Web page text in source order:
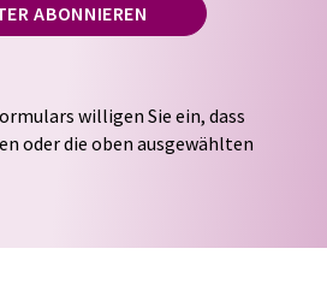
ABONNIEREN
willigen Sie ein, dass
oder die oben ausgewählten
Ihre Daten werden
. LUMITOS darf